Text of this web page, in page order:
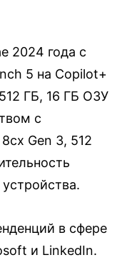
2024 года с
5 на Copilot+
ГБ, 16 ГБ ОЗУ
с
Gen 3, 512
в сфере
и LinkedIn.